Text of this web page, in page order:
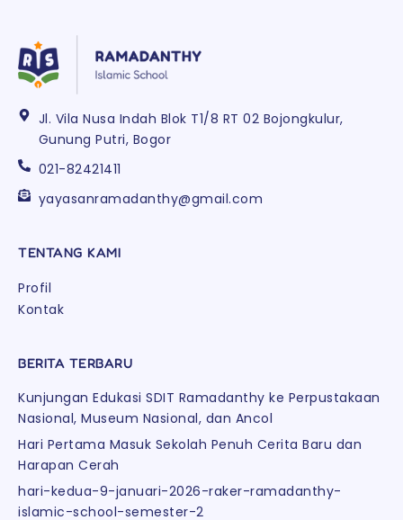
Jl. Vila Nusa Indah Blok T1/8 RT 02 Bojongkulur,
Gunung Putri, Bogor
021-82421411
yayasanramadanthy@gmail.com
TENTANG KAMI
Profil
Kontak
BERITA TERBARU
Kunjungan Edukasi SDIT Ramadanthy ke Perpustakaan
Nasional, Museum Nasional, dan Ancol
Hari Pertama Masuk Sekolah Penuh Cerita Baru dan
Harapan Cerah
hari-kedua-9-januari-2026-raker-ramadanthy-
islamic-school-semester-2